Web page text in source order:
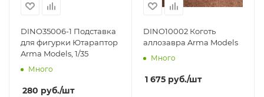
DINO35006-1 Подставка
для фигурки Ютараптор
Arma Models, 1/35
Много
280 руб./шт
DINO10002 Коготь
аллозавра Arma Models
Много
1 675 руб./шт